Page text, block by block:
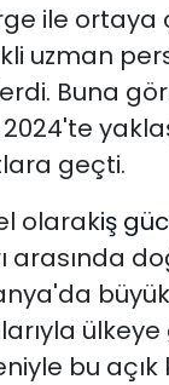
ile ortaya
uzman
Buna
geçti.
olarakiş
arasında
bu açık